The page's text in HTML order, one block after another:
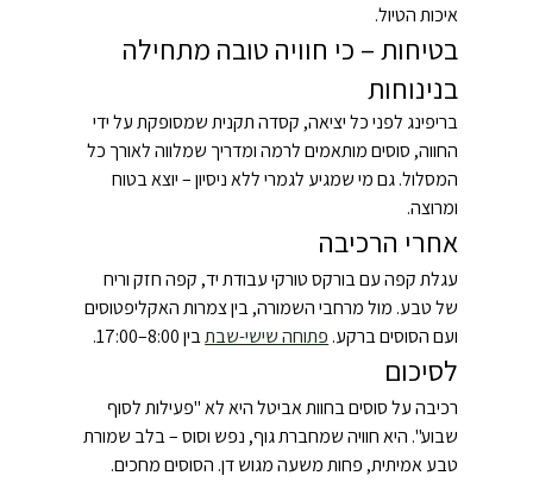
איכות הטיול.
בטיחות – כי חוויה טובה מתחילה
בנינוחות
בריפינג לפני כל יציאה, קסדה תקנית שמסופקת על ידי
החווה, סוסים מותאמים לרמה ומדריך שמלווה לאורך כל
המסלול. גם מי שמגיע לגמרי ללא ניסיון – יוצא בטוח
ומרוצה.
אחרי הרכיבה
עגלת קפה עם בורקס טורקי עבודת יד, קפה חזק וריח
של טבע. מול מרחבי השמורה, בין צמרות האקליפטוסים
ועם הסוסים ברקע. פתוחה שישי-שבת בין 8:00–17:00.
לסיכום
רכיבה על סוסים בחוות אביטל היא לא "פעילות לסוף
שבוע". היא חוויה שמחברת גוף, נפש וסוס – בלב שמורת
טבע אמיתית, פחות משעה מגוש דן. הסוסים מחכים.